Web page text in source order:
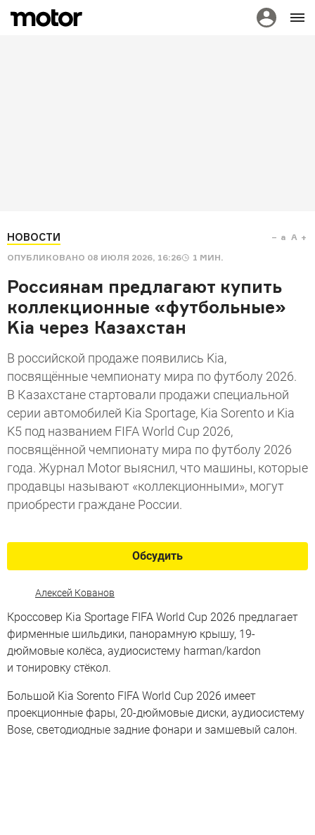
НОВОСТИ
ОПУБЛИКОВАНО 08 ИЮЛЯ 2026, 16:26 1 МИН.
a A
Россиянам предлагают купить
коллекционные «футбольные»
Kia через Казахстан
В российской продаже появились Kia,
посвящённые чемпионату мира по футболу 2026.
В Казахстане стартовали продажи специальной
серии автомобилей Kia Sportage, Kia Sorento и Kia
K5 под названием FIFA World Cup 2026,
посвящённой чемпионату мира по футболу 2026
года. Журнал Motor выяснил, что машины, которые
продавцы называют «коллекционными», могут
приобрести граждане России.
Обсудить
Алексей Кованов
Кроссовер Kia Sportage FIFA World Cup 2026 предлагает
фирменные шильдики, панорамную крышу, 19-
дюймовые колёса, аудиосистему harman/kardon
и тонировку стёкол.
Большой Kia Sorento FIFA World Cup 2026 имеет
проекционные фары, 20-дюймовые диски, аудиосистему
Bose, светодиодные задние фонари и замшевый салон.